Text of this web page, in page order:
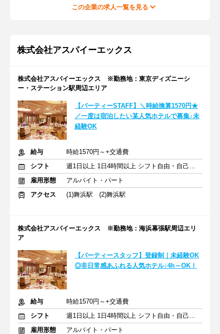
この企業の求人一覧を見る
株式会社アスパイーエックス
株式会社アスパイーエックス ※勤務地：東京ディズニーシ
ー・ステーション駅周辺エリア
【パーティーSTAFF】＼時給換算1570円★
／一度は宿泊したい某人気ホテルで募集♪未
経験OK
給与
時給1570円～+交通費
シフト
週1日以上 1日4時間以上 シフト自由・自己申告
雇用形態
アルバイト・パート
アクセス
(1)舞浜駅 (2)舞浜駅
株式会社アスパイーエックス ※勤務地：海浜幕張駅周辺エリ
ア
【パーティースタッフ】登録制｜未経験OK
◎非日常感あふれる人気ホテル♪4h～OK！
給与
時給1570円～+交通費
シフト
週1日以上 1日4時間以上 シフト自由・自己申告
雇用形態
アルバイト・パート